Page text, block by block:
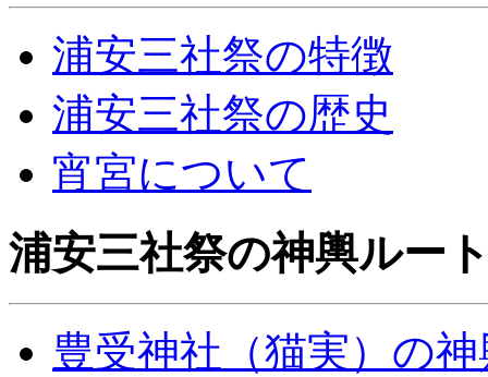
浦安三社祭の特徴
浦安三社祭の歴史
宵宮について
浦安三社祭の神輿ルー
豊受神社（猫実）の